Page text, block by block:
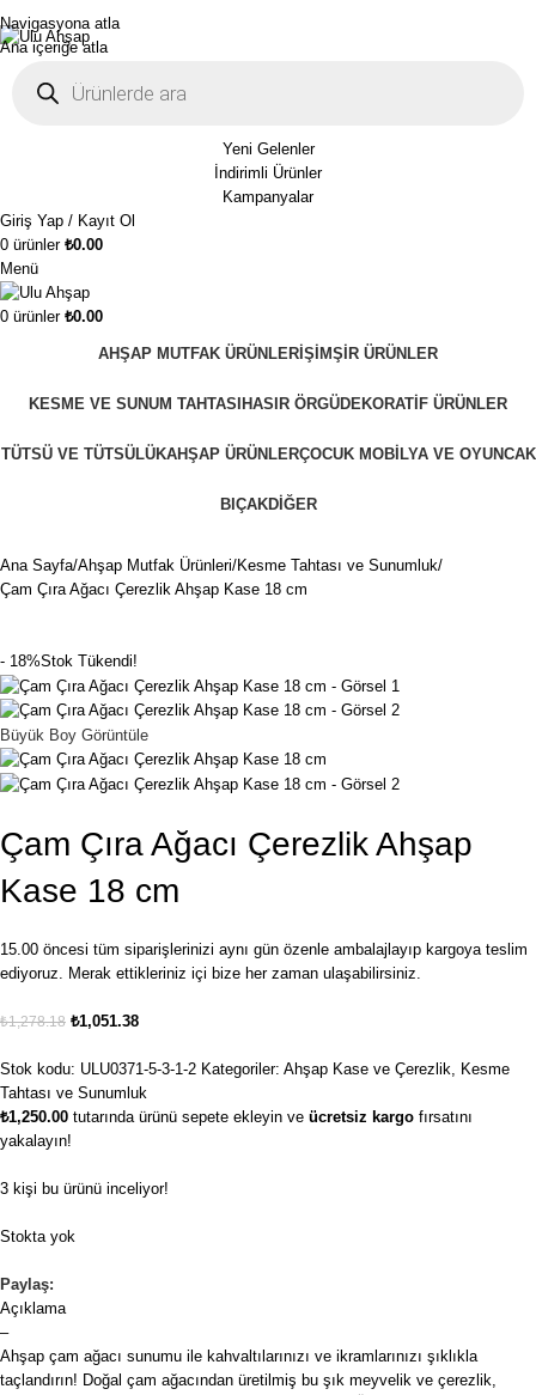
Navigasyona atla
Ana içeriğe atla
Yeni Gelenler
İndirimli Ürünler
Kampanyalar
Giriş Yap / Kayıt Ol
0 ürünler ₺0.00
Menü
0 ürünler ₺0.00
AHŞAP MUTFAK ÜRÜNLERI ŞIMŞIR ÜRÜNLER
KESME VE SUNUM TAHTASI HASIR ÖRGÜDEKORATIF ÜRÜNLER
TÜTSÜ VE TÜTSÜLÜKAHŞAP ÜRÜNLERÇOCUK MOBILYA VE OYUNCAK
BIÇAKDIĞER
Ana Sayfa Ahşap Mutfak Ürünleri Kesme Tahtası ve Sunumluk
Çam Çıra Ağacı Çerezlik Ahşap Kase 18 cm
- 18%Stok Tükendi!
Büyük Boy Görüntüle
Çam Çıra Ağacı Çerezlik Ahşap
Kase 18 cm
15.00 öncesi tüm siparişlerinizi aynı gün özenle ambalajlayıp kargoya teslim
ediyoruz. Merak ettikleriniz içi bize her zaman ulaşabilirsiniz.
₺1,278.18 ₺1,051.38
Stok kodu: ULU0371-5-3-1-2 Kategoriler: Ahşap Kase ve Çerezlik
Kesme
Tahtası ve Sunumluk
₺1,250.00 tutarında ürünü sepete ekleyin ve ücretsiz kargo fırsatını
yakalayın!
3 kişi bu ürünü inceliyor!
Stokta yok
Paylaş:
Açıklama
–
Ahşap çam ağacı sunumu ile kahvaltılarınızı ve ikramlarınızı şıklıkla
taçlandırın! Doğal çam ağacından üretilmiş bu şık meyvelik ve çerezlik,